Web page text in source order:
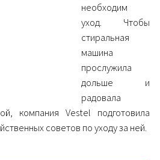
необходим
уход. Чтобы
стиральная
машина
прослужила
дольше и
радовала
компания Vestel подготовила
советов по уходу за ней.